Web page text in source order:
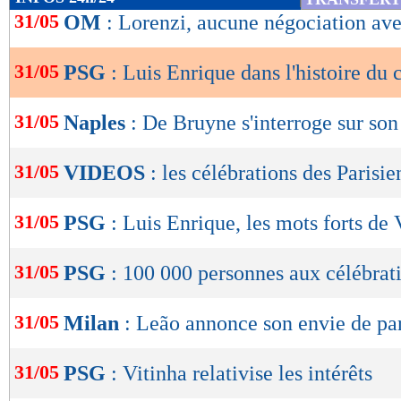
de
OK
31/05 OM : Lorenzi, aucune négociation
31/05 PSG : Luis Enrique dans l'histoire du
31/05 Naples : De Bruyne s'interroge sur
31/05 VIDEOS : les célébrations des
31/05 PSG : Luis Enrique, les mots forts de
31/05 PSG : 100 000 personnes aux
31/05 Milan : Leão annonce son envie de
31/05 PSG : Vitinha relativise les intérêts